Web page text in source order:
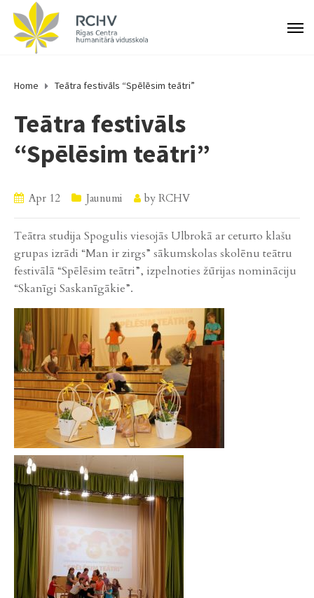
Home Teātra festivāls “Spēlēsim teātri”
Teātra festivāls
“Spēlēsim teātri”
Apr 12 Jaunumi by RCHV
Teātra studija Spogulis viesojās Ulbrokā ar ceturto klašu
grupas izrādi “Man ir zirgs” sākumskolas skolēnu teātru
festivālā “Spēlēsim teātri”, izpelnoties žūrijas nomināciju
“Skanīgi Saskanīgākie”.